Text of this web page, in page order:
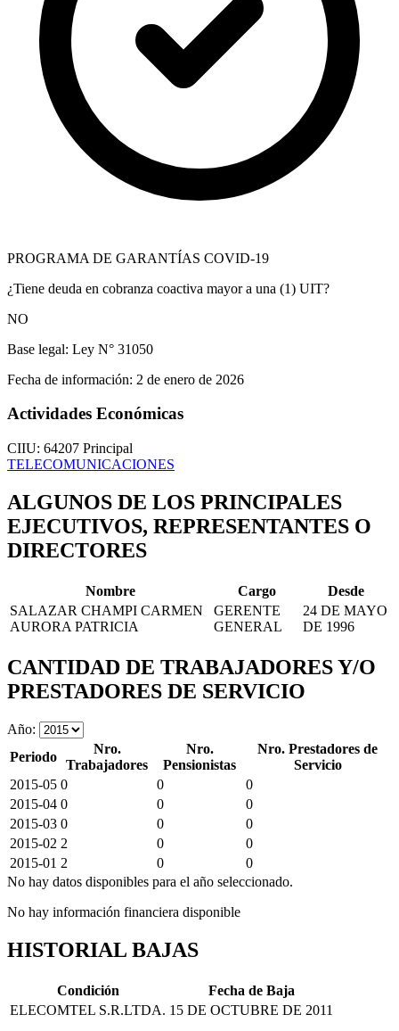
PROGRAMA DE GARANTÍAS COVID-19
¿Tiene deuda en cobranza coactiva mayor a una (1) UIT?
NO
Base legal: Ley N° 31050
Fecha de información: 2 de enero de 2026
Actividades Económicas
CIIU: 64207 Principal
TELECOMUNICACIONES
ALGUNOS DE LOS PRINCIPALES
EJECUTIVOS, REPRESENTANTES O
DIRECTORES
Nombre Cargo
Desde
SALAZAR CHAMPI CARMEN
AURORA PATRICIA
GERENTE
GENERAL
24 DE MAYO
DE 1996
CANTIDAD DE TRABAJADORES Y/O
PRESTADORES DE SERVICIO
Año:
Periodo
Nro.
Trabajadores
Nro.
Pensionistas
Nro. Prestadores de
Servicio
2015-05 0 0
0
2015-04 0 0
0
2015-03 0 0
0
2015-02 2 0
0
2015-01 2 0
0
No hay datos disponibles para el año seleccionado.
No hay información financiera disponible
HISTORIAL BAJAS
Condición
Fecha de Baja
ELECOMTEL S.R.LTDA. 15 DE OCTUBRE DE 2011